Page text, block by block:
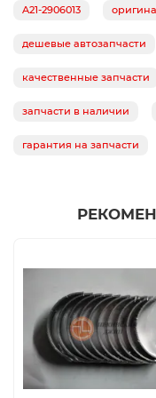
A21-2906013
дешевые автозапчасти
качественные запчасти
запчасти в наличии
гарантия на запчасти